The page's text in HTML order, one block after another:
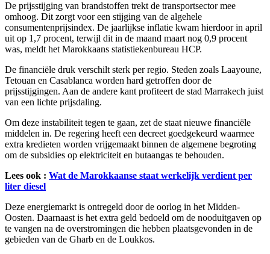
De prijsstijging van brandstoffen trekt de transportsector mee
omhoog. Dit zorgt voor een stijging van de algehele
consumentenprijsindex. De jaarlijkse inflatie kwam hierdoor in april
uit op 1,7 procent, terwijl dit in de maand maart nog 0,9 procent
was, meldt het Marokkaans statistiekenbureau HCP.
De financiële druk verschilt sterk per regio. Steden zoals Laayoune,
Tetouan en Casablanca worden hard getroffen door de
prijsstijgingen. Aan de andere kant profiteert de stad Marrakech juist
van een lichte prijsdaling.
Om deze instabiliteit tegen te gaan, zet de staat nieuwe financiële
middelen in. De regering heeft een decreet goedgekeurd waarmee
extra kredieten worden vrijgemaakt binnen de algemene begroting
om de subsidies op elektriciteit en butaangas te behouden.
Lees ook : Wat de Marokkaanse staat werkelijk verdient per
liter diesel
Deze energiemarkt is ontregeld door de oorlog in het Midden-
Oosten. Daarnaast is het extra geld bedoeld om de nooduitgaven op
te vangen na de overstromingen die hebben plaatsgevonden in de
gebieden van de Gharb en de Loukkos.